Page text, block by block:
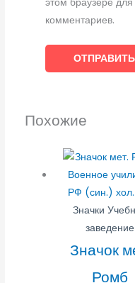
комментариев.
Похожие
Значки
заведение
Значок
Ромб